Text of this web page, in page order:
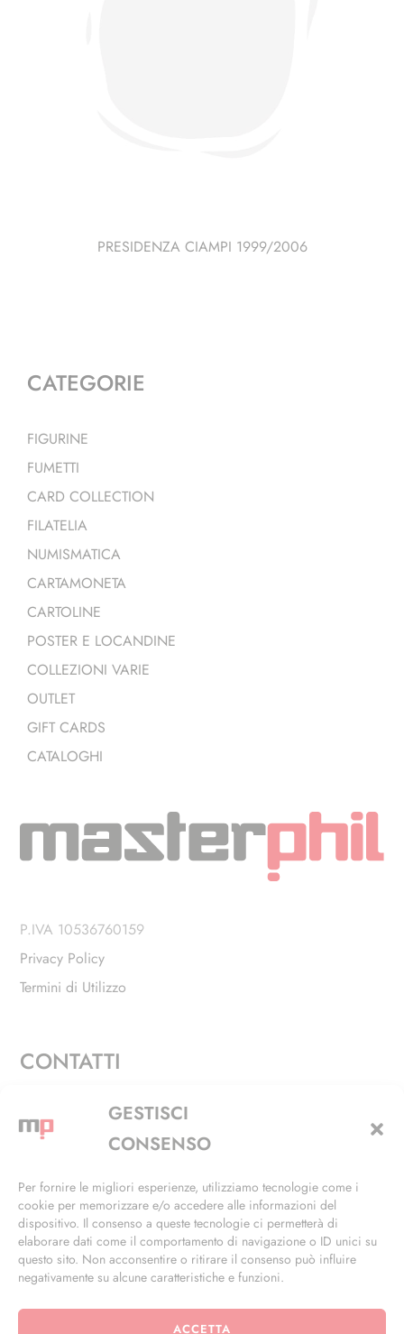
GESTISCI
CONSENSO
Per fornire le migliori esperienze, utilizziamo tecnologie come i
cookie per memorizzare e/o accedere alle informazioni del
dispositivo. Il consenso a queste tecnologie ci permetterà di
elaborare dati come il comportamento di navigazione o ID unici su
questo sito. Non acconsentire o ritirare il consenso può influire
negativamente su alcune caratteristiche e funzioni.
ACCETTA
PRESIDENZA CIAMPI 1999/2006
CATEGORIE
FIGURINE
FUMETTI
CARD COLLECTION
FILATELIA
NUMISMATICA
CARTAMONETA
CARTOLINE
POSTER E LOCANDINE
COLLEZIONI VARIE
OUTLET
GIFT CARDS
CATALOGHI
P.IVA 10536760159
Privacy Policy
Termini di Utilizzo
CONTATTI
Via Alfieri, 27 - Trezzano Sul Naviglio (MI)
+39 02 4846 3155
info@masterphil.it